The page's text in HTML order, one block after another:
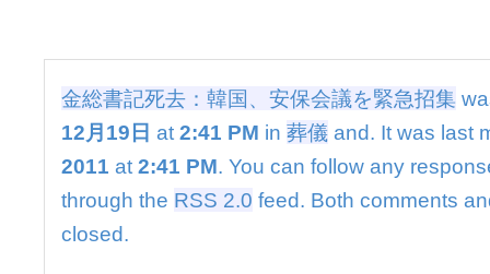
韓
安
保
会
議
を
緊
金総書記死去：韓国、安保会議を緊急招集
12月19日 at 2:41 PM in 葬儀 and. It was last
2011 at 2:41 PM. You can follow any
through the RSS 2.0 feed. Both comments
closed.